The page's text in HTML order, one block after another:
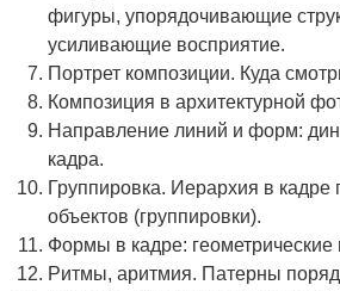
фигуры, упорядочивающие
усиливающие восприятие.
Портрет композиции. Куда
Композиция в архитектурной
Направление линий и форм:
кадра.
Группировка. Иерархия в кадре
объектов (группировки).
Формы в кадре: геометрические
Ритмы, аритмия. Патерны